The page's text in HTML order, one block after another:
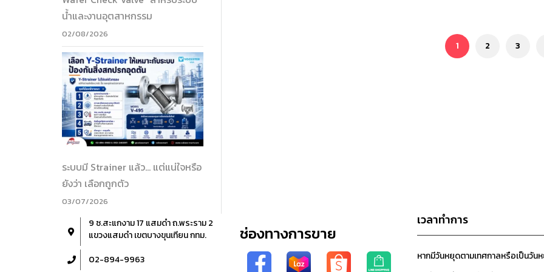
น้ำและงานอุตสาหกรรม
02/08/2026
ระบบมี Strainer แล้ว… แต่แน่ใจหรือ
ยังว่า เลือกถูกตัว
03/07/2026
1 2 3
9 ซ.สะแกงาม 17 แสมดำ ถ.พระราม 2
แขวงแสมดำ เขตบางขุนเทียน กทม.
02-894-9963
ช่องทางการขาย
เวลาทำการ
หากมีวันหยุดตามเทศกาลหรือเป็นวัน